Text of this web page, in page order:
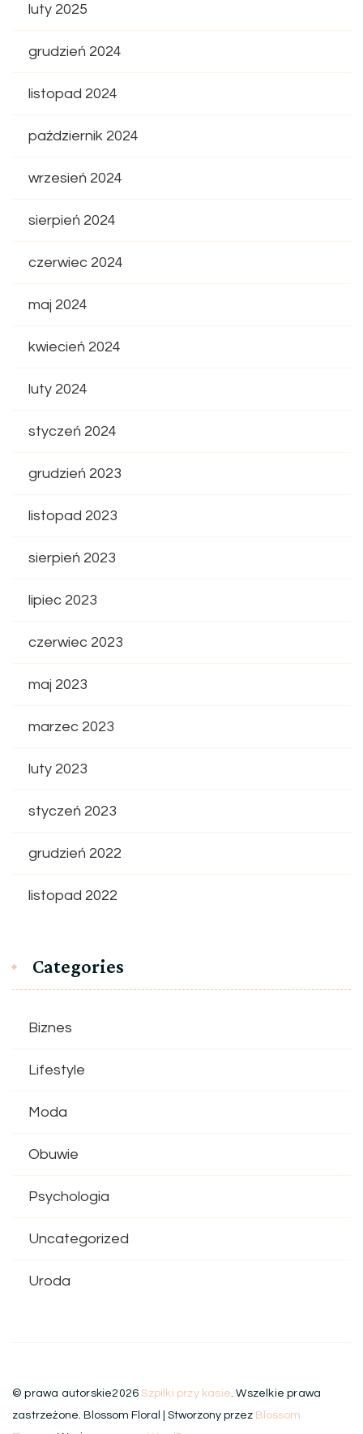
luty 2025
grudzień 2024
listopad 2024
październik 2024
wrzesień 2024
sierpień 2024
czerwiec 2024
maj 2024
kwiecień 2024
luty 2024
styczeń 2024
grudzień 2023
listopad 2023
sierpień 2023
lipiec 2023
czerwiec 2023
maj 2023
marzec 2023
luty 2023
styczeń 2023
grudzień 2022
listopad 2022
Categories
Biznes
Lifestyle
Moda
Obuwie
Psychologia
Uncategorized
Uroda
© prawa autorskie2026 Szpilki przy kasie . Wszelkie prawa
zastrzeżone. Blossom Floral | Stworzony przez Blossom